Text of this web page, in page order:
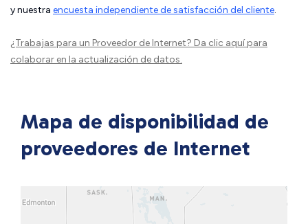
y nuestra encuesta independiente de satisfacción del cliente.
¿Trabajas para un Proveedor de Internet? Da clic aquípara
colaborar en la actualización de datos.
Mapa de disponibilidad de
proveedores de Internet